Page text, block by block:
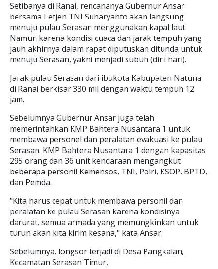
Setibanya di Ranai, rencananya Gubernur Ansar
bersama Letjen TNI Suharyanto akan langsung
menuju pulau Serasan menggunakan kapal laut.
Namun karena kondisi cuaca dan jarak tempuh yang
jauh akhirnya dalam rapat diputuskan ditunda untuk
menuju Serasan, yakni menjadi subuh (dini hari).
Jarak pulau Serasan dari ibukota Kabupaten Natuna
di Ranai berkisar 330 mil dengan waktu tempuh 12
jam.
Sebelumnya Gubernur Ansar juga telah
memerintahkan KMP Bahtera Nusantara 1 untuk
membawa personel dan peralatan evakuasi ke pulau
Serasan. KMP Bahtera Nusantara 1 dengan kapasitas
295 orang dan 36 unit kendaraan mengangkut
beberapa personil Kemensos, TNI, Polri, KSOP, BPTD,
dan Pemda.
"Kita harus cepat untuk membawa personil dan
peralatan ke pulau Serasan karena kondisinya
darurat, semua armada yang memungkinkan untuk
turun akan kita kirim kesana," kata Ansar.
Sebelumnya, longsor terjadi di Desa Pangkalan,
Kecamatan Serasan Timur,